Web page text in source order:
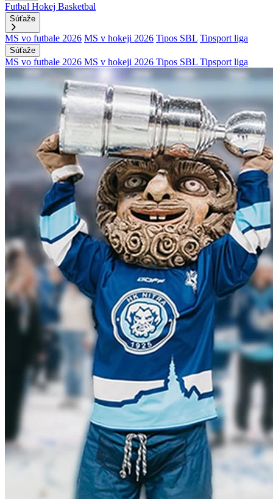
Futbal Hokej Basketbal
Súťaže
MS vo futbale 2026 MS v hokeji 2026 Tipos SBL Tipsport liga
Súťaže
MS vo futbale 2026 MS v hokeji 2026 Tipos SBL Tipsport liga